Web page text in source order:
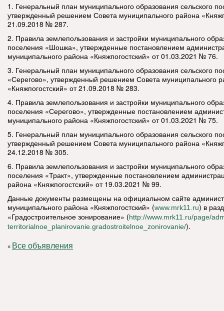
1. Генеральный план муниципального образования сельского
утвержденный решением Совета муниципального района
21.09.2018 № 287.
2. Правила землепользования и застройки муниципального
поселения «Шошка», утвержденные постановлением
муниципального района «Княжпогостский» от 01.03.2021 № 76.
3. Генеральный план муниципального образования сельского
«Серегово», утвержденный решением Совета муниципального
«Княжпогостский» от 21.09.2018 № 283.
4. Правила землепользования и застройки муниципального
поселения «Серегово», утвержденные постановлением
муниципального района «Княжпогостский» от 01.03.2021 № 75.
5. Генеральный план муниципального образования сельского
утвержденный решением Совета муниципального района
24.12.2018 № 305.
6. Правила землепользования и застройки муниципального
поселения «Тракт», утвержденные постановлением
района «Княжпогостский» от 19.03.2021 № 99.
Данные документы размещены на официальном сайте
муниципального района «Княжпогостский» (www.mrk11.ru) в
«Градостроительное зонирование» (http://www.mrk11.ru/page/
territorialnoe_planirovanie.gradostroitelnoe_zonirovanie/).
« Все объявления